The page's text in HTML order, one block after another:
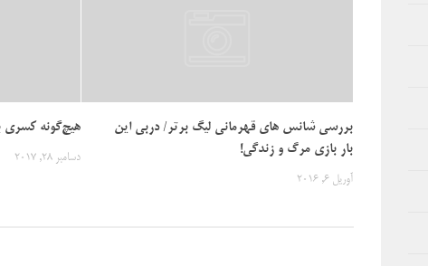
بررسی شانس های قهرمانی لیگ برتر/ دربی این
بار بازی مرگ و زندگی!
آوریل 6, 2016
هیچ‌گونه کسری
دسامبر 28, 2017